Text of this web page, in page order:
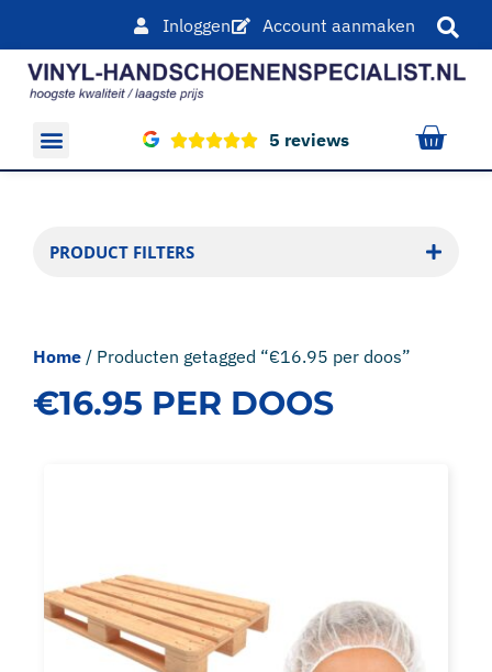
Inloggen Account aanmaken
5 reviews
PRODUCT FILTERS
Home / Producten getagged “€16.95 per doos”
€16.95 PER DOOS